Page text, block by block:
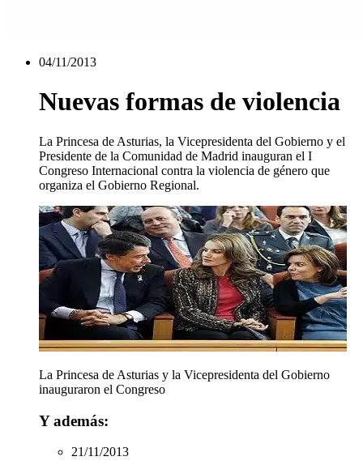
04/11/2013
Nuevas formas de violencia
La Princesa de Asturias, la Vicepresidenta del Gobierno y el
Presidente de la Comunidad de Madrid inauguran el I
Congreso Internacional contra la violencia de género que
organiza el Gobierno Regional.
La Princesa de Asturias y la Vicepresidenta del Gobierno
inauguraron el Congreso
Y además:
21/11/2013